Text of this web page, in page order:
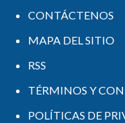
CONTÁCTENOS
MAPA DEL SITIO
RSS
TÉRMINOS Y
POLÍTICAS DE